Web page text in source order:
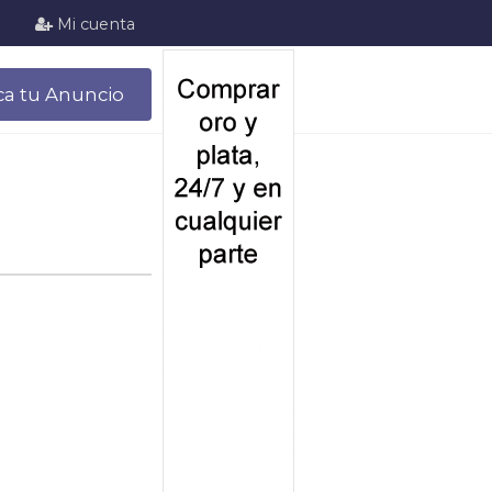
Mi cuenta
tu Anuncio